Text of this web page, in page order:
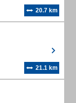
20.7 km
21.1 km